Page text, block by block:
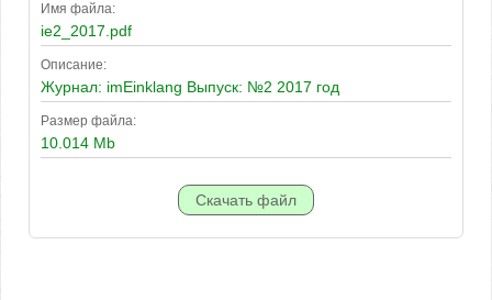
Имя файла:
ie2_2017.pdf
Описание:
Журнал: imEinklang Выпуск: №2 2017 год
Размер файла:
10.014 Mb